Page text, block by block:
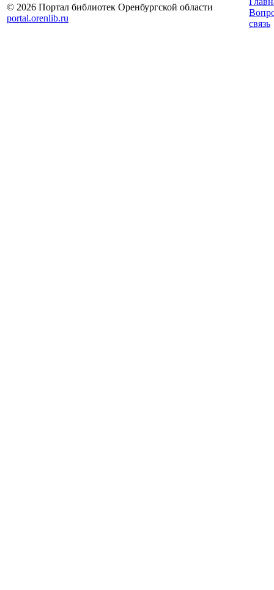
© 2026 Портал библиотек Оренбургской области
portal.orenlib.ru
связь